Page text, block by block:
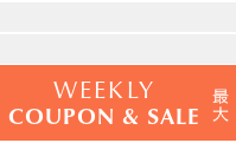
WEEKLY
COUPON & SALE